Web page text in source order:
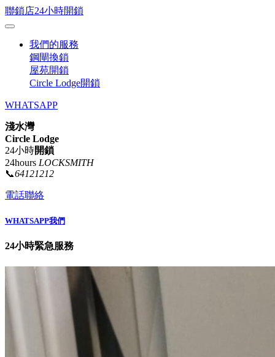
聯鎖店24小時開鎖
我們的服務
鋼閘換鎖
屋苑開鎖
Circle Lodge開鎖
WHATSAPP
淺水灣
Circle Lodge
24小時開鎖
24hours LOCKSMITH
📞64121212
電話聯絡
WHATSAPP我們
24小時緊急服務